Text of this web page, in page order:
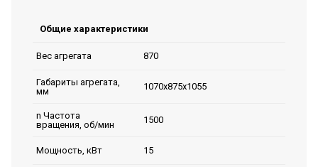
Общие характеристики
Вес агрегата 870
Габариты агрегата,
мм
1070х875х1055
n Частота
вращения, об/мин
1500
Мощность, кВт 15